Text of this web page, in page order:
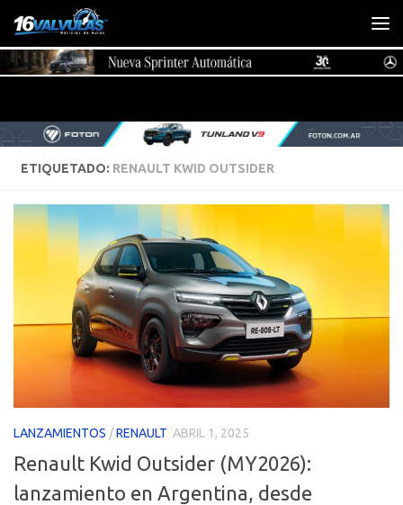
Saltar al contenido
ETIQUETADO: RENAULT KWID OUTSIDER
LANZAMIENTOS /RENAULT ABRIL 1, 2025
Renault Kwid Outsider (MY2026):
lanzamiento en Argentina, desde